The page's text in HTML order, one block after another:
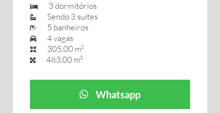
3 dormitórios
Sendo 3 suítes
5 banheiros
4 vagas
305,00 m²
483,00 m²
Whatsapp